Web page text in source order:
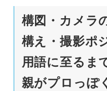
構図・カメラ
構え・撮影ポ
用語に至るま
親がプロっぽ